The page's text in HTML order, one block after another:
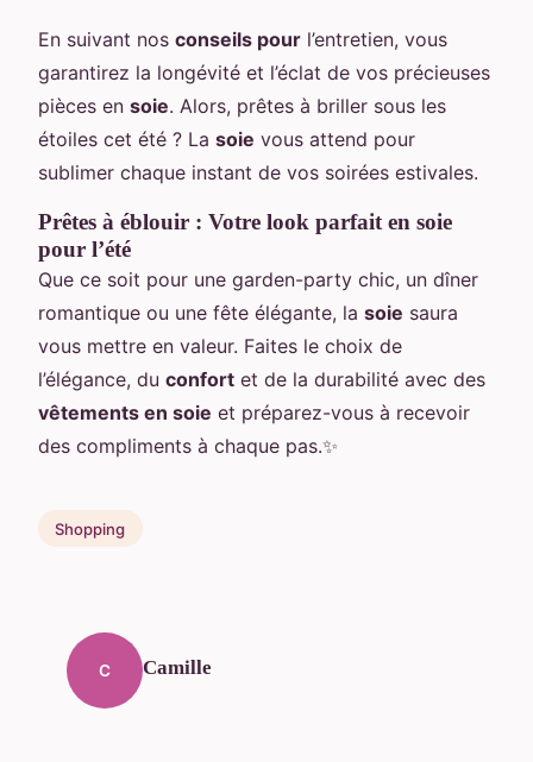
En suivant nos conseils pour l’entretien, vous
garantirez la longévité et l’éclat de vos précieuses
pièces en soie. Alors, prêtes à briller sous les
étoiles cet été ? La soie vous attend pour
sublimer chaque instant de vos soirées estivales.
Prêtes à éblouir : Votre look parfait en soie
pour l’été
Que ce soit pour une garden-party chic, un dîner
romantique ou une fête élégante, la soie saura
vous mettre en valeur. Faites le choix de
l’élégance, du confort et de la durabilité avec des
vêtements en soie et préparez-vous à recevoir
des compliments à chaque pas.✨
Shopping
C Camille